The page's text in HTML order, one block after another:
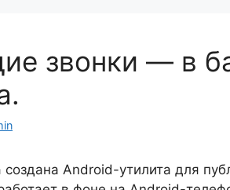
звонки — в
создана Android-утилита для